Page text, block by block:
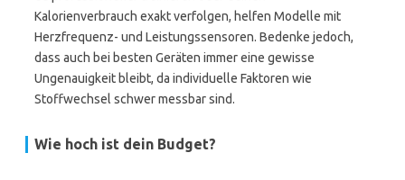
Kalorienverbrauch exakt verfolgen, helfen Modelle mit
Herzfrequenz- und Leistungssensoren. Bedenke jedoch,
dass auch bei besten Geräten immer eine gewisse
Ungenauigkeit bleibt, da individuelle Faktoren wie
Stoffwechsel schwer messbar sind.
Wie hoch ist dein Budget?